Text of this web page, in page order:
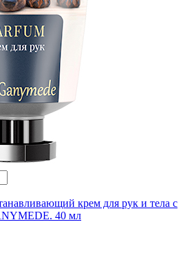
крем для рук и тела с
40 мл